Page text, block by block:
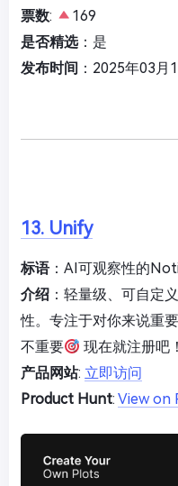
票数:
169
是否精选：是
发布时间 ：2025年03
13. Unify
标语：AI可观察性的
介绍 ：轻量级、可自定
性。专注于对你来说重
不重要
现在就注册吧！
产品网站: 立即访问
Product Hunt: View on